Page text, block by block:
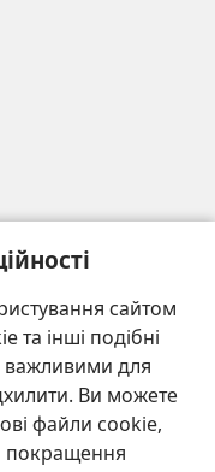
сайтом
інші подібні
важливими для
Ви можете
файли cookie,
покращення
башта»™